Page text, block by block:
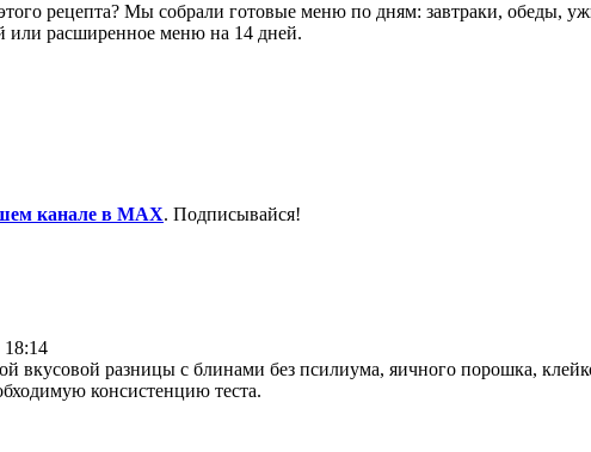
рецепта? Мы собрали готовые меню по дням: завтраки, обеды,
или расширенное меню на 14 дней.
канале в MAX. Подписывайся!
18:14
вкусовой разницы с блинами без псилиума, яичного порошка,
консистенцию теста.